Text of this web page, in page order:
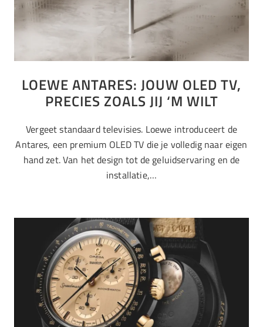
LOEWE ANTARES: JOUW OLED TV,
PRECIES ZOALS JIJ ‘M WILT
Vergeet standaard televisies. Loewe introduceert de
Antares, een premium OLED TV die je volledig naar eigen
hand zet. Van het design tot de geluidservaring en de
installatie,…